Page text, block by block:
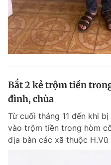
Bắt 2 kẻ trộm tiền
đình, chùa
Từ cuối tháng 11 đến khi
vào trộm tiền trong hòm
địa bàn các xã thuộc H.Vũ